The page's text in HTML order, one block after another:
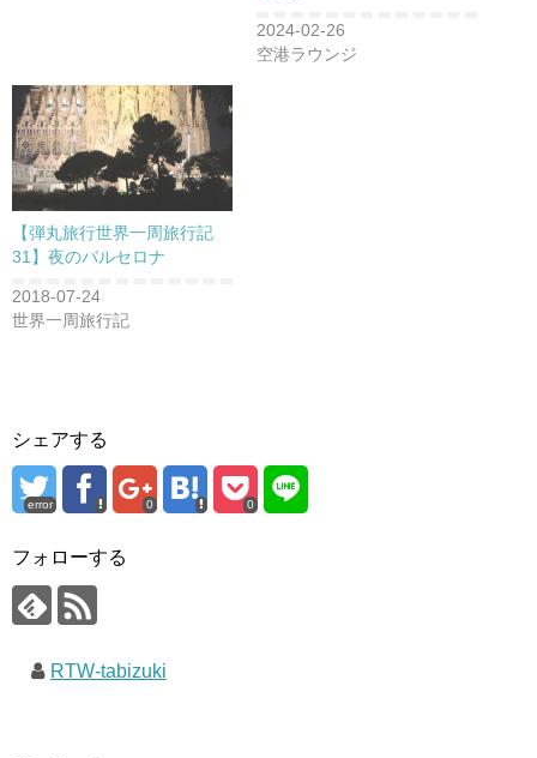
2024-02-26
空港ラウンジ
【弾丸旅行世界一周旅行記
31】夜のバルセロナ
2018-07-24
世界一周旅行記
シェアする
error 0 0
フォローする
RTW-tabizuki